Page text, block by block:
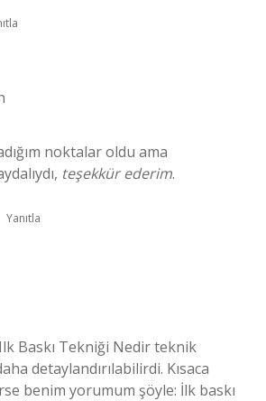
noktalar oldu ama
teşekkür ederim.
Yanıtla
Baskı Tekniği Nedir teknik
detaylandırılabilirdi. Kısaca
benim yorumum şöyle: İlk baskı